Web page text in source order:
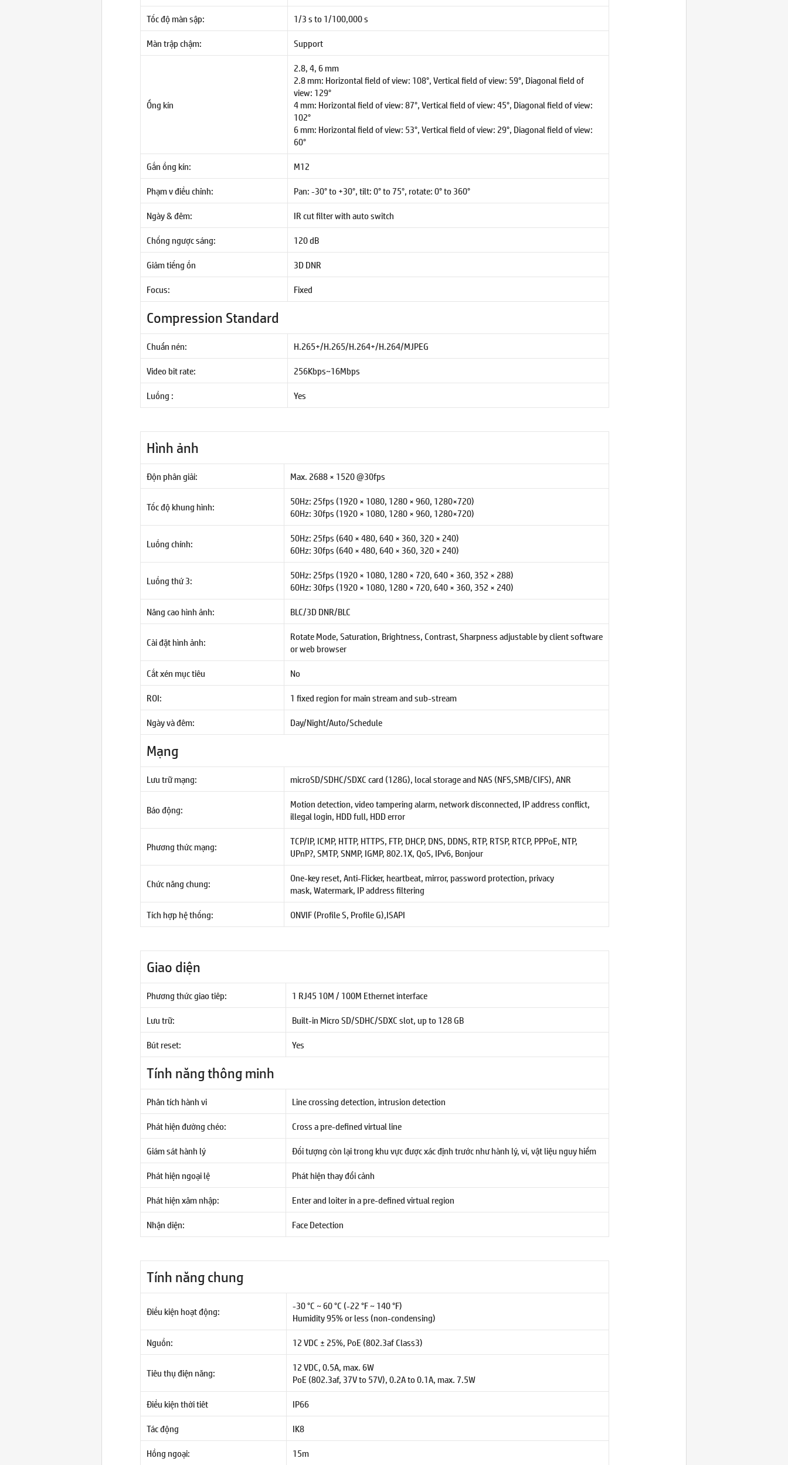
Tốc độ màn sập:
1/3 s to 1/100,000 s
Màn trập chậm:
Support
Ống kín
2.8, 4, 6 mm
2.8 mm: Horizontal field of view: 108°, Vertical field of view: 59°, Diagonal field of
view: 129°
4 mm: Horizontal field of view: 87°, Vertical field of view: 45°, Diagonal field of view:
102°
6 mm: Horizontal field of view: 53°, Vertical field of view: 29°, Diagonal field of view:
60°
Gắn ồng kín:
M12
Phạm v điều chỉnh:
Pan: -30° to +30°, tilt: 0° to 75°, rotate: 0° to 360°
Ngày & đêm:
IR cut filter with auto switch
Chống ngược sáng:
120 dB
Giảm tiếng ồn
3D DNR
Focus:
Fixed
Compression Standard
Chuẩn nén:
H.265+/H.265/H.264+/H.264/MJPEG
Video bit rate:
256Kbps~16Mbps
Luồng :
Yes
Hình ảnh
Độn phân giải: Max. 2688 × 1520 @30fps
Tốc độ khung hình:
50Hz: 25fps (1920 × 1080, 1280 × 960, 1280×720)
60Hz: 30fps (1920 × 1080, 1280 × 960, 1280×720)
Luồng chính:
50Hz: 25fps (640 × 480, 640 × 360, 320 × 240)
60Hz: 30fps (640 × 480, 640 × 360, 320 × 240)
Luồng thứ 3:
50Hz: 25fps (1920 × 1080, 1280 × 720, 640 × 360, 352 × 288)
60Hz: 30fps (1920 × 1080, 1280 × 720, 640 × 360, 352 × 240)
Nâng cao hình ảnh:
BLC/3D DNR/BLC
Cài đặt hình ảnh:
Rotate Mode, Saturation, Brightness, Contrast, Sharpness adjustable by client software
or web browser
Cắt xén mục tiêu
No
ROI:
1 fixed region for main stream and sub-stream
Ngày và đêm:
Day/Night/Auto/Schedule
Mạng
Lưu trữ mạng: microSD/SDHC/SDXC card (128G), local storage and NAS (NFS,SMB/CIFS), ANR
Báo động:
Motion detection, video tampering alarm, network disconnected, IP address conflict,
illegal login, HDD full, HDD error
Phương thức mạng:
TCP/IP, ICMP, HTTP, HTTPS, FTP, DHCP, DNS, DDNS, RTP, RTSP, RTCP, PPPoE, NTP,
UPnP?, SMTP, SNMP, IGMP, 802.1X, QoS, IPv6, Bonjour
Chức năng chung:
One-key reset, Anti-Flicker, heartbeat, mirror, password protection, privacy
mask, Watermark, IP address filtering
Tích hợp hệ thống:
ONVIF (Profile S, Profile G),ISAPI
Giao diện
Phương thức giao tiêp:
1 RJ45 10M / 100M Ethernet interface
Lưu trữ:
Built-in Micro SD/SDHC/SDXC slot, up to 128 GB
Bút reset:
Yes
Tính năng thông minh
Phân tích hành vi
Line crossing detection, intrusion detection
Phát hiện đường chéo:
Cross a pre-defined virtual line
Giám sát hành lý
Đối tượng còn lại trong khu vực được xác định trước như hành lý, ví, vật liệu nguy hiểm
Phát hiện ngoại lệ
Phát hiện thay đổi cảnh
Phát hiện xâm nhập:
Enter and loiter in a pre-defined virtual region
Nhận diện:
Face Detection
Tính năng chung
Điều kiện hoạt động:
-30 °C ~ 60 °C (-22 °F ~ 140 °F)
Humidity 95% or less (non-condensing)
Nguồn:
12 VDC ± 25%, PoE (802.3af Class3)
Tiêu thụ điện năng:
12 VDC, 0.5A, max. 6W
PoE (802.3af, 37V to 57V), 0.2A to 0.1A, max. 7.5W
Điều kiện thời tiêt
IP66
Tác động
IK8
Hồng ngoại:
15m